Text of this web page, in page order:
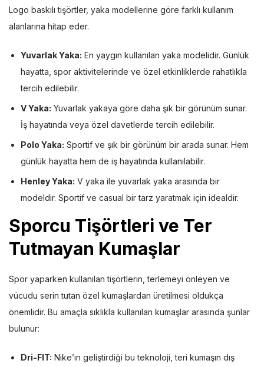
Logo baskılı tişörtler, yaka modellerine göre farklı kullanım
alanlarına hitap eder.
Yuvarlak Yaka: En yaygın kullanılan yaka modelidir. Günlük
hayatta, spor aktivitelerinde ve özel etkinliklerde rahatlıkla
tercih edilebilir.
V Yaka: Yuvarlak yakaya göre daha şık bir görünüm sunar.
İş hayatında veya özel davetlerde tercih edilebilir.
Polo Yaka: Sportif ve şık bir görünüm bir arada sunar. Hem
günlük hayatta hem de iş hayatında kullanılabilir.
Henley Yaka: V yaka ile yuvarlak yaka arasında bir
modeldir. Sportif ve casual bir tarz yaratmak için idealdir.
Sporcu Tişörtleri ve Ter
Tutmayan Kumaşlar
Spor yaparken kullanılan tişörtlerin, terlemeyi önleyen ve
vücudu serin tutan özel kumaşlardan üretilmesi oldukça
önemlidir. Bu amaçla sıklıkla kullanılan kumaşlar arasında şunlar
bulunur:
Dri-FIT: Nike’ın geliştirdiği bu teknoloji, teri kumaşın dış